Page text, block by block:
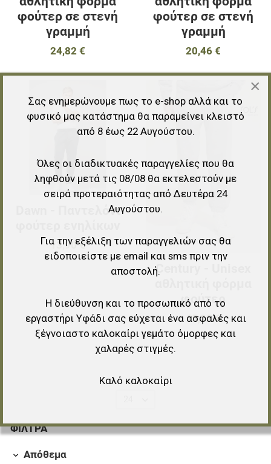
ΦΊΛΤΡΑ
Απόθεμα
φούτερ σε στενή
γραμμή
24,82 €
φούτερ σε στενή
γραμμή
20,46 €
Προσθήκη για σύγκριση
Dawn - Παντελόνι
13,90 €
Century - Unisex
φούτερ
45,22 €
×
Σας ενημερώνουμε πως το e-shop αλλά και το
φυσικό μας κατάστημα θα παραμείνει κλειστό
από 8 έως 22 Αυγούστου.
Όλες οι διαδικτυακές παραγγελίες που θα
ληφθούν μετά τις 08/08 θα εκτελεστούν με
σειρά προτεραιότητας από Δευτέρα 24
Αυγούστου.
Για την εξέλιξη των παραγγελιών σας θα
ειδοποιείστε με email και sms πριν την
αποστολή.
Η διεύθυνση και το προσωπικό από το
εργαστήρι Υφάδι σας εύχεται ένα ασφαλές και
ξέγνοιαστο καλοκαίρι γεμάτο όμορφες και
χαλαρές στιγμές.
Καλό καλοκαίρι